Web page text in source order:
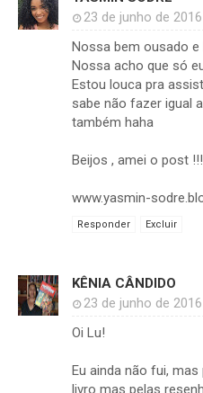
23 de junho de
Nossa bem ousado
Nossa acho que só
Estou louca pra
sabe não fazer igual
também haha
Beijos , amei o post
www.yasmin-
Responder Excluir
KÊNIA CÂNDIDO
23 de junho de
Oi Lu!
Eu ainda não fui,
livro mas pelas